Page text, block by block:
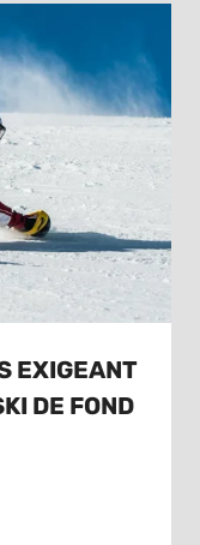
EXIGEANT
DE FOND